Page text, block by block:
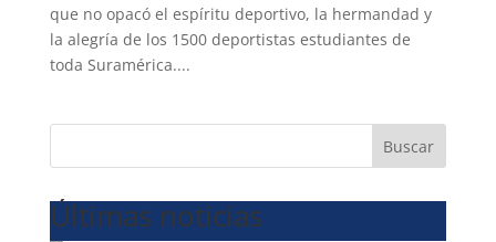
que no opacó el espíritu deportivo, la hermandad y
la alegría de los 1500 deportistas estudiantes de
toda Suramérica....
Buscar
Últimas noticias